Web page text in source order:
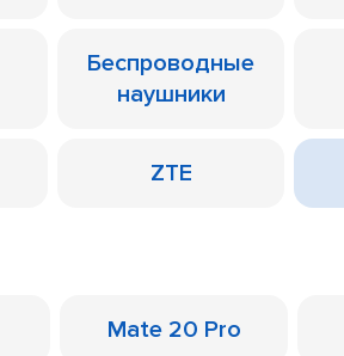
Беспроводные
наушники
ZTE
Mate 20 Pro